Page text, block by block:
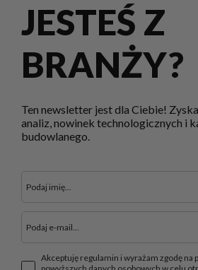
JESTEŚ Z
BRANŻY?
Ten newsletter jest dla Ciebie!
analiz, nowinek technologicznych i
budowlanego.
Akceptuję regulamin i wyrażam zgodę na